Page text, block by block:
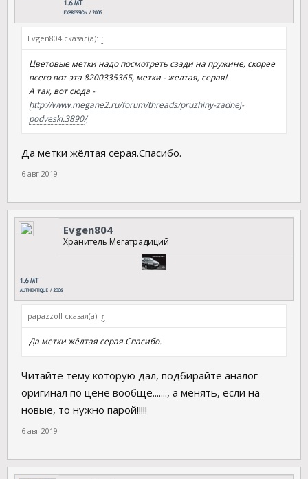
Evgen804 сказал(а): ↑
Цветовые метки надо посмотреть сзади на пружине, скорее
всего вот эта 8200335365, метки - желтая, серая!
А так, вот сюда -
http://www.megane2.ru/forum/threads/pruzhiny-zadnej-
podveski.3890/
Да метки жёлтая серая.Спасибо.
6 авг 2019
Evgen804
Хранитель Мегатрадиций
papazzoll сказал(а): ↑
Да метки жёлтая серая.Спасибо.
Читайте тему которую дал, подбирайте аналог -
оригинал по цене вообще......., а менять, если на
новые, то нужно парой!!!!!
6 авг 2019